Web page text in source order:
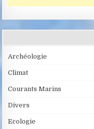
Archéologie
Climat
Courants Marins
Divers
Ecologie